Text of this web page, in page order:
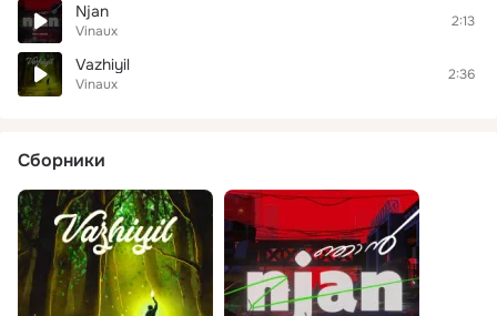
Njan
Vinaux
2:13
Vazhiyil
Vinaux
2:36
Сборники